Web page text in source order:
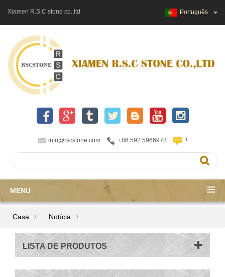
Xiamen R.S.C stone co.,ltd Português
info@rscstone.com +86 592 5966978 !
MENU
Casa Notícia
LISTA DE PRODUTOS